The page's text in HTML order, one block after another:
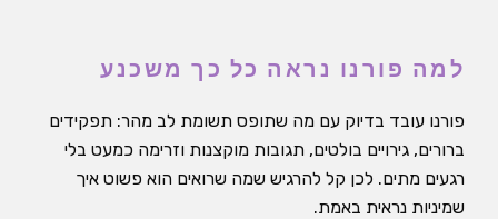
למה פורנו נראה כל כך משכנע
פורנו עובד בדיוק עם מה שתופס תשומת לב מהר: תפקידים
ברורים, גירויים בולטים, תגובות מוקצנות וזרימה כמעט בלי
רגעים מתים. לכן קל להרגיש שמה שרואים הוא פשוט איך
שמיניות נראית באמת.